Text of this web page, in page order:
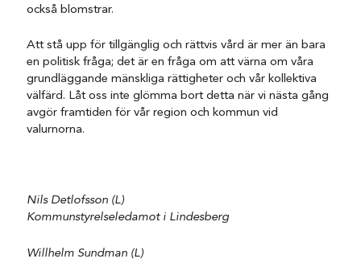
också blomstrar.
Att stå upp för tillgänglig och rättvis vård är mer än bara
en politisk fråga; det är en fråga om att värna om våra
grundläggande mänskliga rättigheter och vår kollektiva
välfärd. Låt oss inte glömma bort detta när vi nästa gång
avgör framtiden för vår region och kommun vid
valurnorna.
Nils Detlofsson (L)
Kommunstyrelseledamot i Lindesberg
Willhelm Sundman (L)